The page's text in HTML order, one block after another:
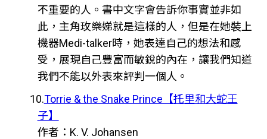
不重要的人。書中文字會告訴你事實並非如
此，主角玫樂娣就是這樣的人，但是在她裝上
機器Medi-talker時，她表達自己的想法和感
受，展現自己豐富而敏銳的內在，讓我們知道
我們不能以外表來評判一個人。
10.Torrie & the Snake Prince【托里和大蛇王
子】
作者：K. V. Johansen